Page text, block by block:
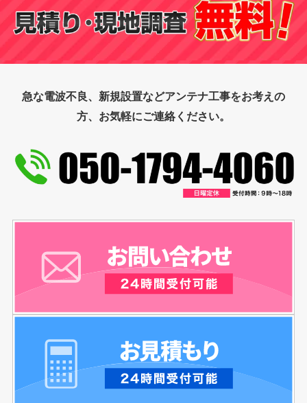
急な電波不良、新規設置などアンテナ工事をお考えの
方、お気軽にご連絡ください。